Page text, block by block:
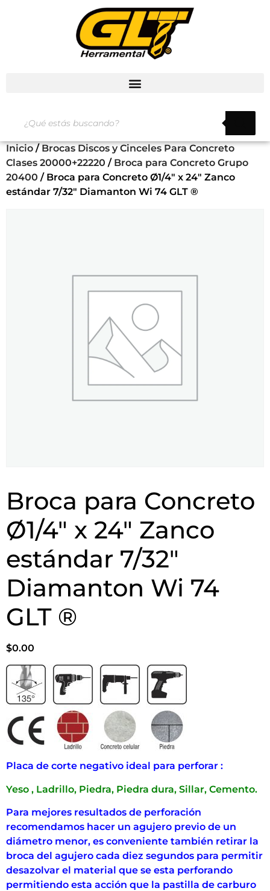
Inicio / Brocas Discos y Cinceles Para Concreto
Clases 20000+22220 / Broca para Concreto Grupo
20400 / Broca para Concreto Ø1/4″ x 24″ Zanco
estándar 7/32″ Diamanton Wi 74 GLT ®
Broca para Concreto
Ø1/4″ x 24″ Zanco
estándar 7/32″
Diamanton Wi 74
GLT ®
$0.00
Placa de corte negativo ideal para perforar :
Yeso , Ladrillo, Piedra, Piedra dura, Sillar, Cemento.
Para mejores resultados de perforación
recomendamos hacer un agujero previo de un
diámetro menor, es conveniente también retirar la
broca del agujero cada diez segundos para permitir
desazolvar el material que se esta perforando
permitiendo esta acción que la pastilla de carburo